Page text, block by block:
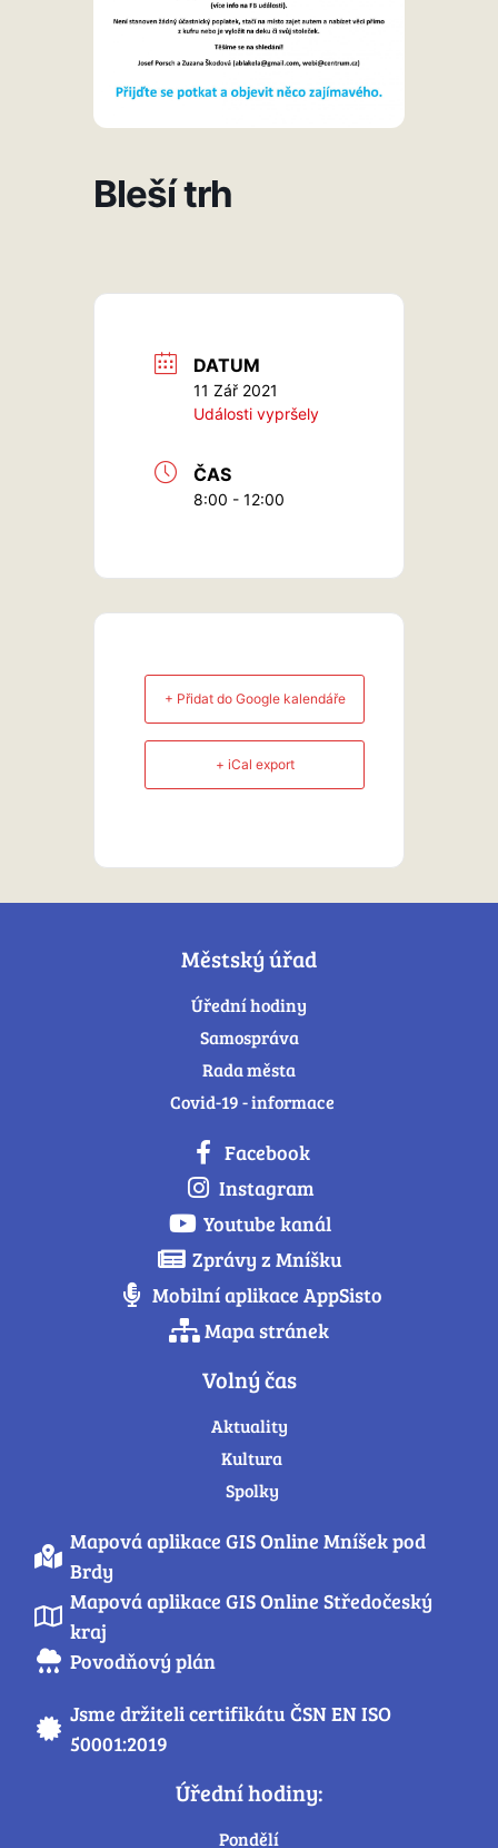
Bleší trh
DATUM
11 Zář 2021
Události vypršely
ČAS
8:00 - 12:00
+ Přidat do Google kalendáře
+ iCal export
Městský úřad
Úřední hodiny
Samospráva
Rada města
Covid-19 - informace
Facebook
Instagram
Youtube kanál
Zprávy z Mníšku
Mobilní aplikace AppSisto
Mapa stránek
Volný čas
Aktuality
Kultura
Spolky
Mapová aplikace GIS Online Mníšek pod
Brdy
Mapová aplikace GIS Online Středočeský
kraj
Povodňový plán
Jsme držiteli certifikátu ČSN EN ISO
50001:2019
Úřední hodiny:
Pondělí